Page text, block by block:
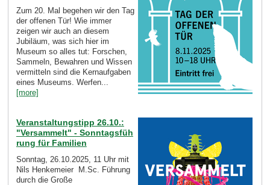
Zum 20. Mal begehen wir den Tag
der offenen Tür! Wie immer
zeigen wir auch an diesem
Jubiläum, was sich hier im
Museum so alles tut: Forschen,
Sammeln, Bewahren und Wissen
vermitteln sind die Kernaufgaben
eines Museums. Werfen...
[more]
Veranstaltungstipp 26.10.:
"Versammelt" - Sonntagsfüh
rung für Familien
Sonntag, 26.10.2025, 11 Uhr mit
Nils Henkemeier M.Sc. Führung
durch die Große